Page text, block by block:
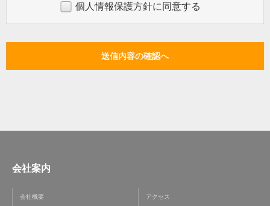
個人情報保護方針に同意する
会社案内
会社概要 アクセス